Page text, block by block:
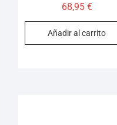
68,95 €
Añadir al carrito